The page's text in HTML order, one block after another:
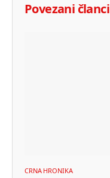
Povezani članci
CRNA HRONIKA